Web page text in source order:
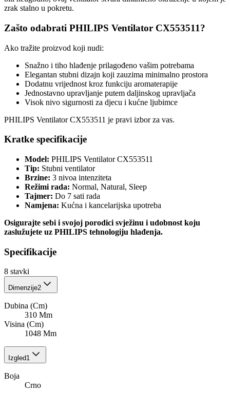
zrak stalno u pokretu.
Zašto odabrati PHILIPS Ventilator CX553511?
Ako tražite proizvod koji nudi:
Snažno i tiho hlađenje prilagođeno vašim potrebama
Elegantan stubni dizajn koji zauzima minimalno prostora
Dodatnu vrijednost kroz funkciju aromaterapije
Jednostavno upravljanje putem daljinskog upravljača
Visok nivo sigurnosti za djecu i kućne ljubimce
PHILIPS Ventilator CX553511 je pravi izbor za vas.
Kratke specifikacije
Model: PHILIPS Ventilator CX553511
Tip: Stubni ventilator
Brzine: 3 nivoa intenziteta
Režimi rada: Normal, Natural, Sleep
Tajmer: Do 7 sati rada
Namjena: Kućna i kancelarijska upotreba
Osigurajte sebi i svojoj porodici svježinu i udobnost koju
zaslužujete uz PHILIPS tehnologiju hlađenja.
Specifikacije
8 stavki
Dimenzije2
Dubina (Cm)
310 Mm
Visina (Cm)
1048 Mm
Izgled1
Boja
Crno